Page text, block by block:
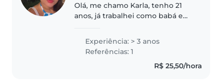
Olá, me chamo Karla, tenho 21
anos, já trabalhei como babá e
tenho minhas referências.
Experiência: > 3 anos
Referências: 1
R$ 25,50/hora